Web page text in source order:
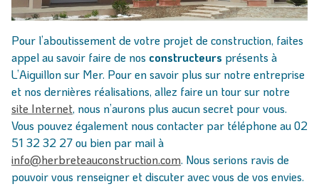
Pour l’aboutissement de votre projet de construction, faites
appel au savoir faire de nos constructeurs présents à
L’Aiguillon sur Mer. Pour en savoir plus sur notre entreprise
et nos dernières réalisations, allez faire un tour sur notre
site Internet, nous n’aurons plus aucun secret pour vous.
Vous pouvez également nous contacter par téléphone au 02
51 32 32 27 ou bien par mail à
info@herbreteauconstruction.com. Nous serions ravis de
pouvoir vous renseigner et discuter avec vous de vos envies.